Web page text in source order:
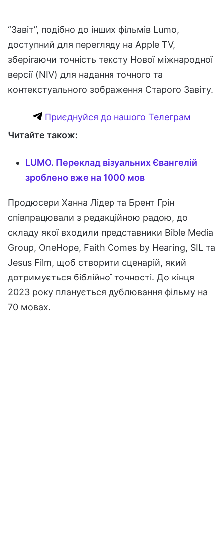
“Завіт”, подібно до інших фільмів Lumo,
доступний для перегляду на Apple TV,
зберігаючи точність тексту Нової міжнародної
версії (NIV) для надання точного та
контекстуального зображення Старого Завіту.
Приєднуйся до нашого Телеграм
Читайте також:
LUMO. Переклад візуальних Євангелій
зроблено вже на 1000 мов
Продюсери Ханна Лідер та Брент Грін
співпрацювали з редакційною радою, до
складу якої входили представники Bible Media
Group, OneHope, Faith Comes by Hearing, SIL та
Jesus Film, щоб створити сценарій, який
дотримується біблійної точності. До кінця
2023 року планується дублювання фільму на
70 мовах.